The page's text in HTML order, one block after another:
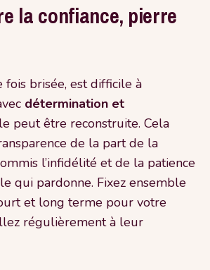
la confiance, pierre
fois brisée, est difficile à
détermination et
peut être reconstruite. Cela
de la part de la
l’infidélité et de la patience
qui pardonne. Fixez ensemble
et long terme pour votre
régulièrement à leur